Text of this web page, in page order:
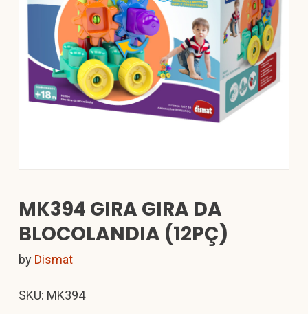
MK394 GIRA GIRA DA
BLOCOLANDIA (12PÇ)
by Dismat
SKU: MK394